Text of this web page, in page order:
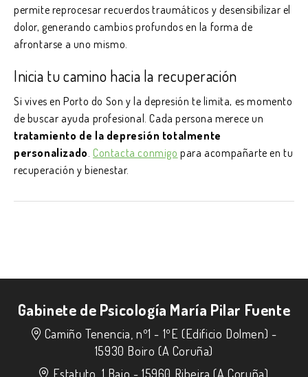
permite reprocesar recuerdos traumáticos y desensibilizar el
dolor, generando cambios profundos en la forma de
afrontarse a uno mismo.
Inicia tu camino hacia la recuperación
Si vives en Porto do Son y la depresión te limita, es momento
de buscar ayuda profesional. Cada persona merece un
tratamiento de la depresión totalmente
personalizado Contacta conmigo para acompañarte en tu
recuperación y bienestar.
Gabinete de Psicología María Pilar Fuente
Camiño Tenencia, nº1 - 1ºE (Edificio Dolmen) -
15930 Boiro (A Coruña)
Estatuto, 1 Bajo -15960 Ribeira (A Coruña)